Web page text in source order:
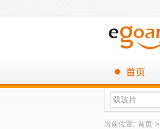
当前位置: 首页 >